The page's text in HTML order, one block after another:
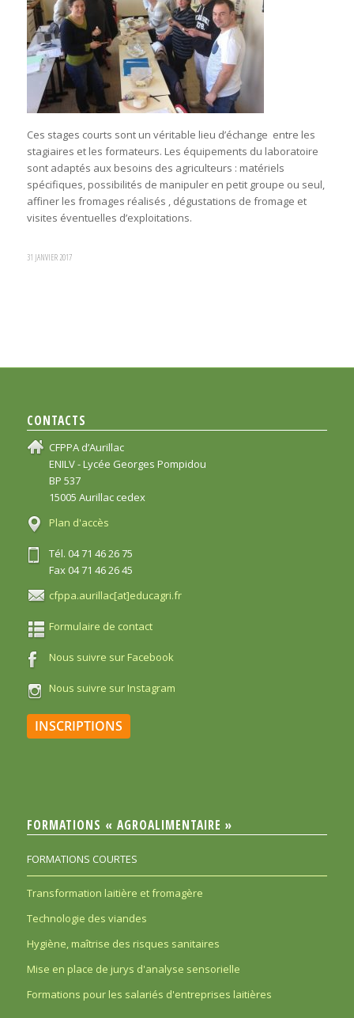
Ces stages courts sont un véritable lieu d’échange entre les
stagiaires et les formateurs. Les équipements du laboratoire
sont adaptés aux besoins des agriculteurs : matériels
spécifiques, possibilités de manipuler en petit groupe ou seul,
affiner les fromages réalisés , dégustations de fromage et
visites éventuelles d’exploitations.
31 JANVIER 2017
CONTACTS
CFPPA d’Aurillac
ENILV - Lycée Georges Pompidou
BP 537
15005 Aurillac cedex
Plan d'accès
Tél. 04 71 46 26 75
Fax 04 71 46 26 45
cfppa.aurillac[at]educagri.fr
Formulaire de contact
Nous suivre sur Facebook
Nous suivre sur Instagram
INSCRIPTIONS
FORMATIONS « AGROALIMENTAIRE »
FORMATIONS COURTES
Transformation laitière et fromagère
Technologie des viandes
Hygiène, maîtrise des risques sanitaires
Mise en place de jurys d'analyse sensorielle
Formations pour les salariés d'entreprises laitières